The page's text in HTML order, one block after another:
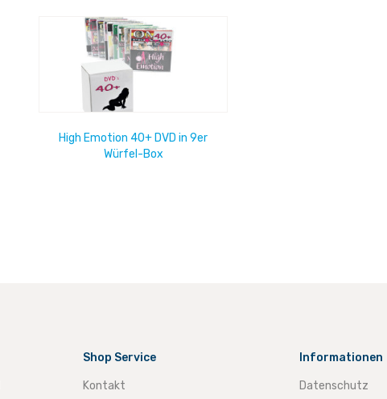
High Emotion 40+ DVD in 9er
Würfel-Box
Shop Service
Kontakt
Informationen
Datenschutz